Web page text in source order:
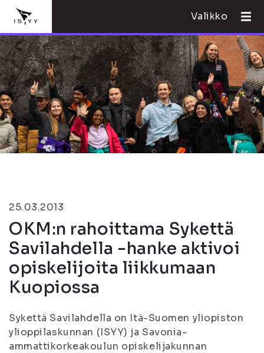
Valikko
25.03.2013
OKM:n rahoittama Sykettä
Savilahdella -hanke aktivoi
opiskelijoita liikkumaan
Kuopiossa
Sykettä Savilahdella on Itä-Suomen yliopiston
ylioppilaskunnan (ISYY) ja Savonia-
ammattikorkeakoulun opiskelijakunnan